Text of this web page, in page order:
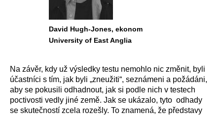
David Hugh-Jones, ekonom
University of East Anglia
Na závěr, kdy už výsledky testu nemohlo nic změnit, byli
účastníci s tím, jak byli „zneužiti“, seznámeni a požádáni,
aby se pokusili odhadnout, jak si podle nich v testech
poctivosti vedly jiné země. Jak se ukázalo, tyto odhady
se skutečností zcela rozešly. To znamená, že představy